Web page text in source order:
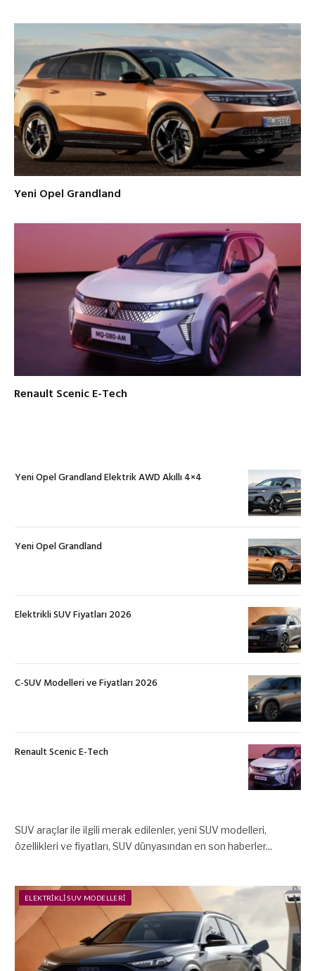
Yeni Opel Grandland
Renault Scenic E-Tech
Yeni Opel Grandland Elektrik AWD Akıllı 4×4
Yeni Opel Grandland
Elektrikli SUV Fiyatları 2026
C-SUV Modelleri ve Fiyatları 2026
Renault Scenic E-Tech
SUV araçlar ile ilgili merak edilenler, yeni SUV modelleri,
özellikleri ve fiyatları, SUV dünyasından en son haberler...
ELEKTRIKLI SUV MODELLERI